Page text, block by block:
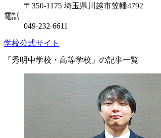
〒350-1175 埼玉県川越市笠幡4792
電話
049-232-6611
学校公式サイト
「秀明中学校・高等学校」の記事一覧